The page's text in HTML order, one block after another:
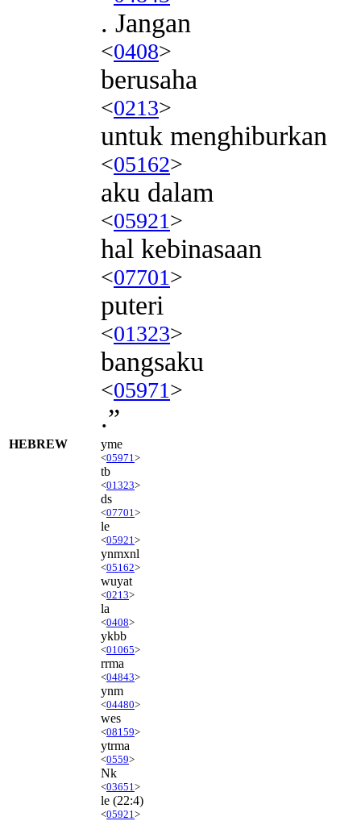
. Jangan
<0408>
berusaha
<0213>
untuk menghiburkan
<05162>
aku dalam
<05921>
hal kebinasaan
<07701>
puteri
<01323>
bangsaku
<05971>
.”
HEBREW yme
<05971 >
tb
<01323>
ds
<07701 >
le
<05921 >
ynmxnl
<05162>
wuyat
<0213>
la
<0408>
ykbb
<01065>
rrma
<04843>
ynm
<04480>
wes
<08159>
ytrma
<0559>
Nk
<03651 >
le (22:4)
<05921 >